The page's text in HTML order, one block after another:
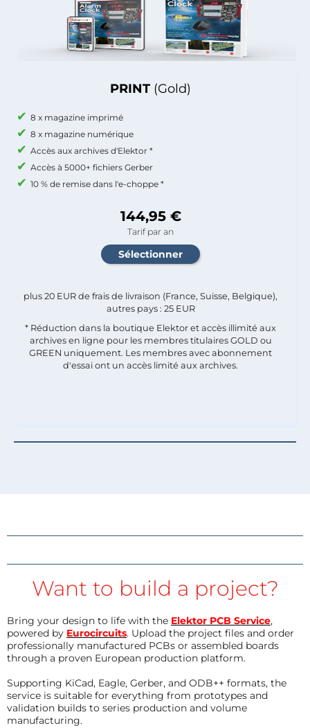
PRINT (Gold)
8 x magazine imprimé
8 x magazine numérique
Accès aux archives d'Elektor *
Accès à 5000+ fichiers Gerber
10 % de remise dans l'e-choppe *
144,95 €
Tarif par an
plus 20 EUR de frais de livraison (France, Suisse, Belgique),
autres pays : 25 EUR
* Réduction dans la boutique Elektor et accès illimité aux
archives en ligne pour les membres titulaires GOLD ou
GREEN uniquement. Les membres avec abonnement
d'essai ont un accès limité aux archives.
Want to build a project?
Bring your design to life with the Elektor PCB Service,
powered by Eurocircuits. Upload the project files and order
professionally manufactured PCBs or assembled boards
through a proven European production platform.
Supporting KiCad, Eagle, Gerber, and ODB++ formats, the
service is suitable for everything from prototypes and
validation builds to series production and volume
manufacturing.